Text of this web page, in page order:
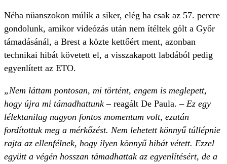
Néha nüanszokon múlik a siker, elég ha csak az 57. percre
gondolunk, amikor videózás után nem ítéltek gólt a Győr
támadásánál, a Brest a közte kettőért ment, azonban
technikai hibát követett el, a visszakapott labdából pedig
egyenlített az ETO.
„Nem láttam pontosan, mi történt, engem is meglepett,
hogy újra mi támadhattunk – reagált De Paula. – Ez egy
lélektanilag nagyon fontos momentum volt, ezután
fordítottuk meg a mérkőzést. Nem lehetett könnyű túllépnie
rajta az ellenfélnek, hogy ilyen könnyű hibát vétett. Ezzel
együtt a végén hosszan támadhattak az egyenlítésért, de a